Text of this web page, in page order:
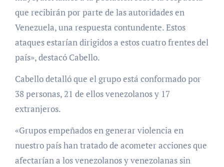
que recibirán por parte de las autoridades en
Venezuela, una respuesta contundente. Estos
ataques estarían dirigidos a estos cuatro frentes del
país», destacó Cabello.
Cabello detalló que el grupo está conformado por
38 personas, 21 de ellos venezolanos y 17
extranjeros.
«Grupos empeñados en generar violencia en
nuestro país han tratado de acometer acciones que
afectarían a los venezolanos y venezolanas sin